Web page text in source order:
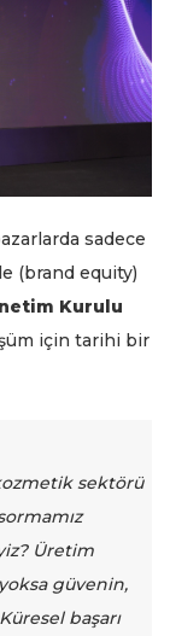
sadece
(brand equity)
Kurulu
için tarihi bir
sektörü
Üretim
güvenin,
başarı